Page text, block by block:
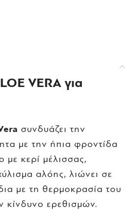
VERA για
συνδυάζει την
με την ήπια φροντίδα
με κερί μέλισσας,
αλόης, λιώνει σε
με τη θερμοκρασία του
κίνδυνο ερεθισμών.